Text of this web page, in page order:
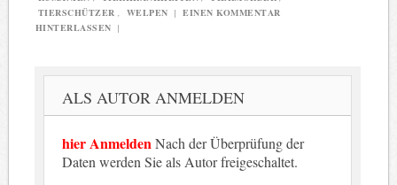
TIERSCHÜTZER
WELPEN |
EINEN KOMMENTAR
HINTERLASSEN |
ALS AUTOR ANMELDEN
hier AnmeldenNach der Überprüfung der
Daten werden Sie als Autor freigeschaltet.